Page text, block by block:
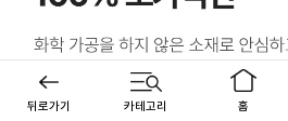
뒤로가기 카테고리 홈